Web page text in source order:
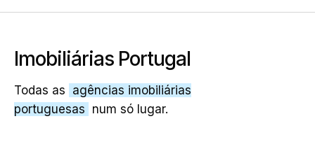
Imobiliárias Portugal
Todas as agências imobiliárias
portuguesas num só lugar.